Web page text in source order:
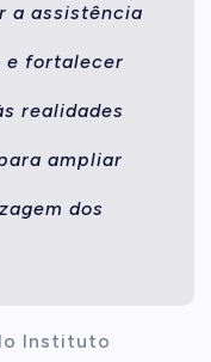
a assistência
e fortalecer
realidades
ampliar
dos
Instituto